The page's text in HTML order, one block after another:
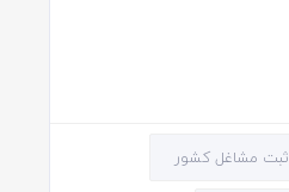
ثبت مشاغل کشور